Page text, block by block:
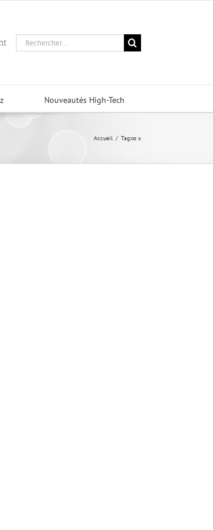
Rechercher:
Nouveautés High-Tech
Accueil / Tag:os x